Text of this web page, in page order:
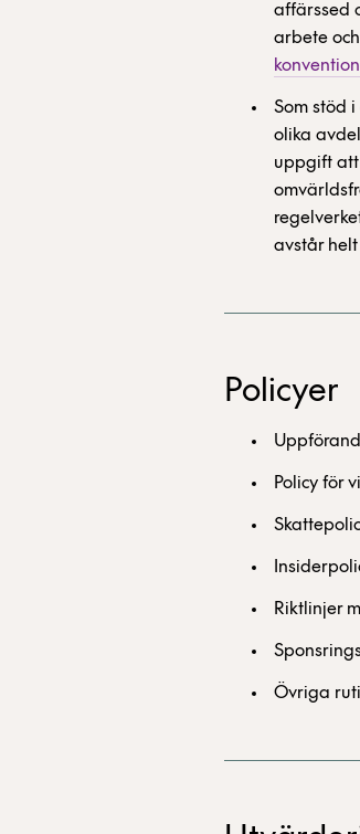
affärssed
arbete
Som stöd
olika
uppgift
avstår
Policyer
Policy för
Riktlinjer
Övriga